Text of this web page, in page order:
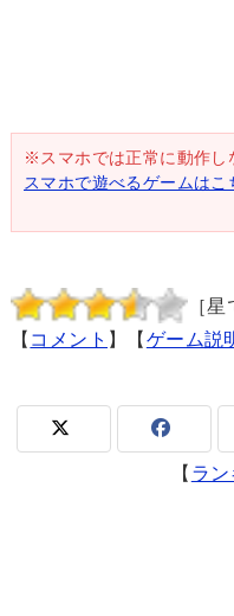
※スマホでは正常に動作し
スマホで遊べるゲームはこ
［
【 コメント 】【 ゲーム説
【 ラ